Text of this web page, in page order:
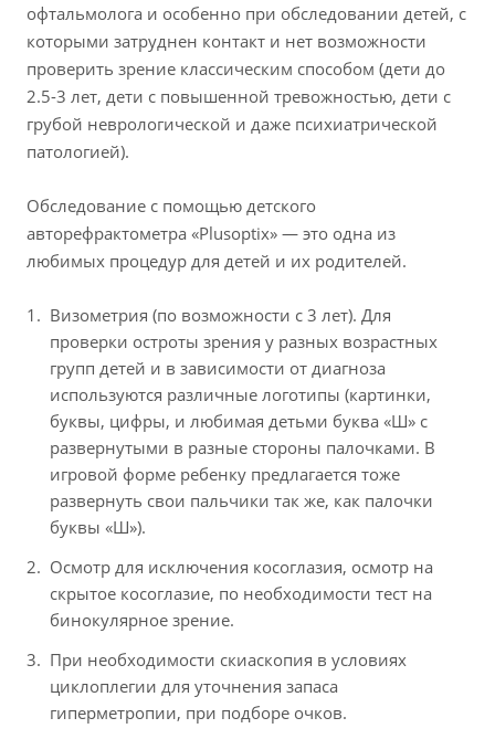
офтальмолога и особенно при обследовании детей, с
которыми затруднен контакт и нет возможности
проверить зрение классическим способом (дети до
2.5-3 лет, дети с повышенной тревожностью, дети с
грубой неврологической и даже психиатрической
патологией).
Обследование с помощью детского
авторефрактометра «Plusoptix» — это одна из
любимых процедур для детей и их родителей.
Визометрия (по возможности с 3 лет). Для
проверки остроты зрения у разных возрастных
групп детей и в зависимости от диагноза
используются различные логотипы (картинки,
буквы, цифры, и любимая детьми буква «Ш» с
развернутыми в разные стороны палочками. В
игровой форме ребенку предлагается тоже
развернуть свои пальчики так же, как палочки
буквы «Ш»).
Осмотр для исключения косоглазия, осмотр на
скрытое косоглазие, по необходимости тест на
бинокулярное зрение.
При необходимости скиаскопия в условиях
циклоплегии для уточнения запаса
гиперметропии, при подборе очков.